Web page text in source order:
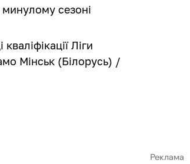
сезоні
Ліги
Мінськ (Білорусь) /
Реклама